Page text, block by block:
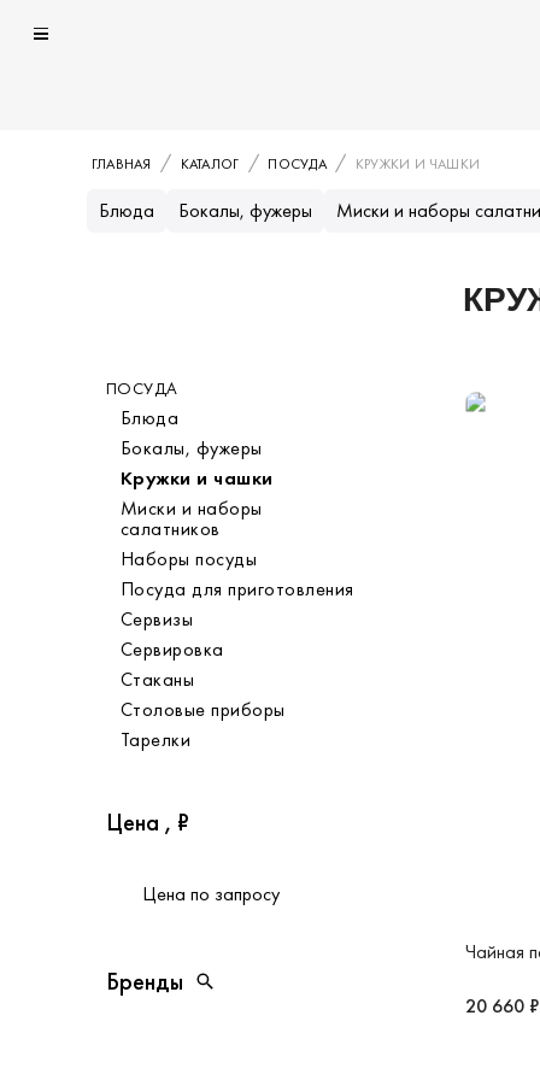
ГЛАВНАЯ КАТАЛОГ ПОСУДА КРУЖКИ И ЧАШКИ
Блюда Бокалы, фужеры Миски и наборы
Категория
ПОСУДА
Блюда
Бокалы, фужеры
Кружки и чашки
Миски и наборы
салатников
Наборы посуды
Посуда для приготовления
Сервизы
Сервировка
Стаканы
Столовые приборы
Тарелки
Цена , ₽
до
Цена по запросу
Чайная
20 660 ₽